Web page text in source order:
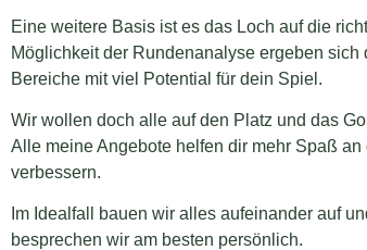
Eine weitere Basis ist es das Loch auf die
Möglichkeit der Rundenanalyse ergeben
Bereiche mit viel Potential für dein Spiel.
Wir wollen doch alle auf den Platz und das
Alle meine Angebote helfen dir mehr Spaß
verbessern.
Im Idealfall bauen wir alles aufeinander auf
besprechen wir am besten persönlich.